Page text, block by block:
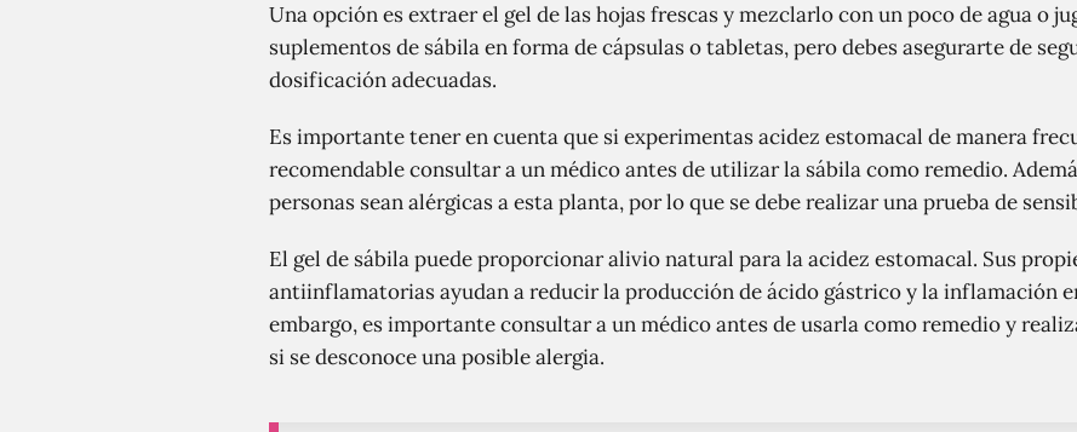
Una opción es extraer el gel de las hojas frescas y mezclarlo con un poco de agua o
suplementos de sábila en forma de cápsulas o tabletas, pero debes asegurarte de
dosificación adecuadas.
Es importante tener en cuenta que si experimentas acidez estomacal de manera
recomendable consultar a un médico antes de utilizar la sábila como remedio.
personas sean alérgicas a esta planta, por lo que se debe realizar una prueba de
El gel de sábila puede proporcionar alivio natural para la acidez estomacal. Sus
antiinflamatorias ayudan a reducir la producción de ácido gástrico y la inflamación
embargo, es importante consultar a un médico antes de usarla como remedio y
si se desconoce una posible alergia.